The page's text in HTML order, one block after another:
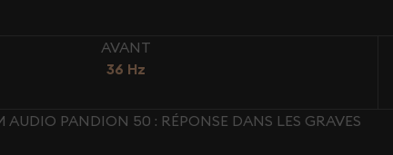
AVANT
36 Hz
AUDIO PANDION 50 : RÉPONSE DANS LES GRAVES